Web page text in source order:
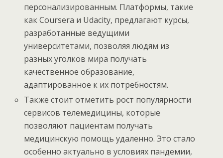
персонализированным. Платформы, такие
как Coursera и Udacity, предлагают курсы,
разработанные ведущими
университетами, позволяя людям из
разных уголков мира получать
качественное образование,
адаптированное к их потребностям.
Также стоит отметить рост популярности
сервисов телемедицины, которые
позволяют пациентам получать
медицинскую помощь удаленно. Это стало
особенно актуально в условиях пандемии,